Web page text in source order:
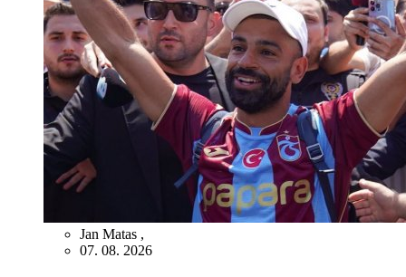
Jan Matas ,
07. 08. 2026